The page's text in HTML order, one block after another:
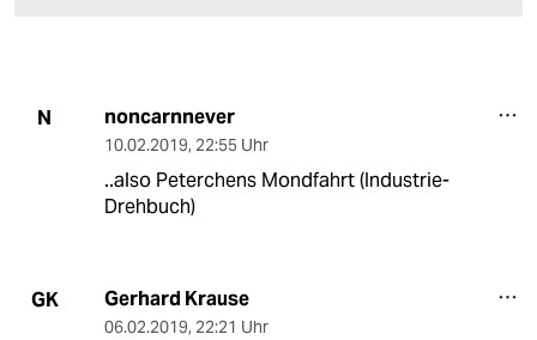
N noncarnnever
10.02.2019, 22:55 Uhr
..also Peterchens Mondfahrt (Industrie-
Drehbuch)
GK Gerhard Krause
06.02.2019, 22:21 Uhr